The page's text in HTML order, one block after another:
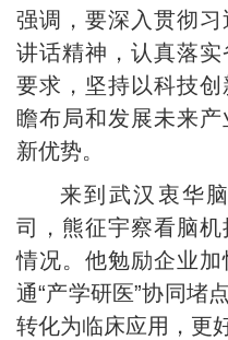
强调，要深入贯彻
讲话精神，认真落
要求，坚持以科技
瞻布局和发展未来
新优势。
来到武汉衷华
司，熊征宇察看脑
情况。他勉励企业
通“产学研医”协同堵
转化为临床应用，更